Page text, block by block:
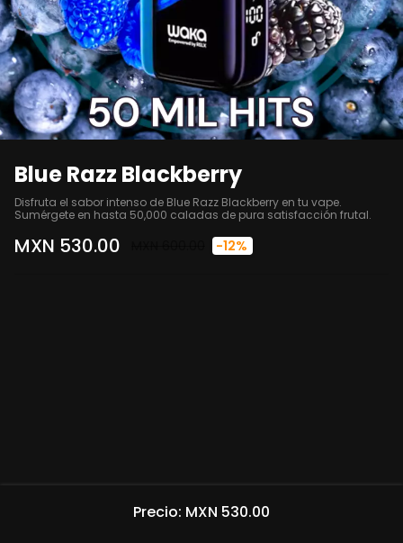
Blue Razz Blackberry
Disfruta el sabor intenso de Blue Razz Blackberry en tu vape.
Sumérgete en hasta 50,000 caladas de pura satisfacción frutal.
MXN 530.00 -12%
Precio: MXN 530.00